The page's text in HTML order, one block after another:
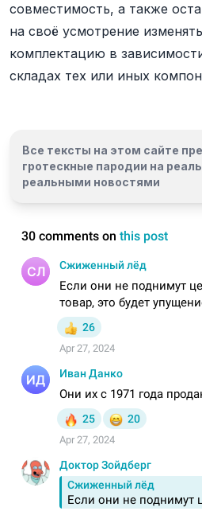
совместимость, а также
на своё усмотрение
комплектацию в
складах тех или иных
Все тексты на этом сайте
гротескные пародии на
реальными новостями